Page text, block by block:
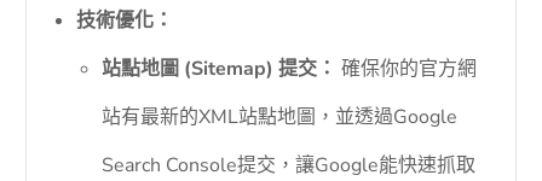
技術優化：
站點地圖 (Sitemap) 提交： 確保你的官方網
站有最新的XML站點地圖，並透過Google
Search Console提交，讓Google能快速抓取